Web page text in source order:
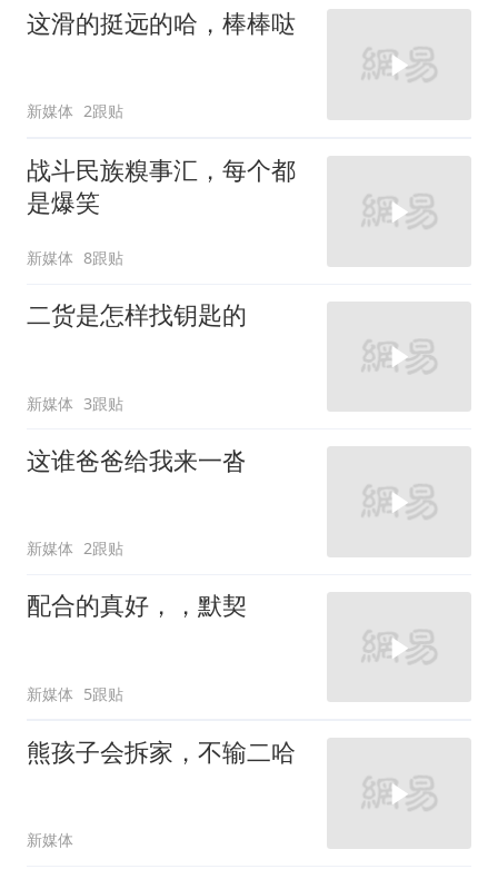
这滑的挺远的哈，棒棒哒
新媒体 2跟贴
战斗民族糗事汇，每个都
是爆笑
新媒体 8跟贴
二货是怎样找钥匙的
新媒体 3跟贴
这谁爸爸给我来一沓
新媒体 2跟贴
配合的真好，，默契
新媒体 5跟贴
熊孩子会拆家，不输二哈
新媒体